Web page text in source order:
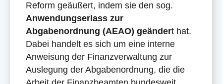
Reform geäußert, indem sie den sog.
Anwendungserlass zur
Abgabenordnung (AEAO) geändert hat.
Dabei handelt es sich um eine interne
Anweisung der Finanzverwaltung zur
Auslegung der Abgabenordnung, die die